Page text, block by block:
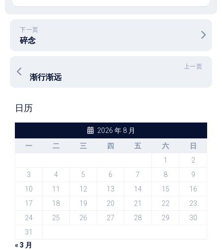
下一页
碎念
上一页
渐行渐远
日历
2026 年 8 月
一
二 三 四 五 六
日
1
2
3
4 5 6 7 8
9
10
11 12 13 14 15
16
17
18 19 20 21 22
23
24
25 26 27 28 29
30
31
« 3 月